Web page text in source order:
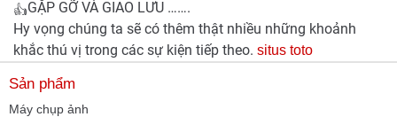
GẶP GỠ VÀ GIAO LƯU …….
Hy vọng chúng ta sẽ có thêm thật nhiều những khoảnh
khắc thú vị trong các sự kiện tiếp theo. situs toto
Sản phẩm
Máy chụp ảnh